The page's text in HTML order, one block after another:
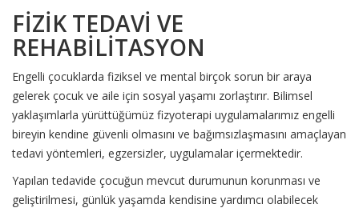
FİZİK TEDAVİ VE
REHABİLİTASYON
Engelli çocuklarda fiziksel ve mental birçok sorun bir araya
gelerek çocuk ve aile için sosyal yaşamı zorlaştırır. Bilimsel
yaklaşımlarla yürüttüğümüz fizyoterapi uygulamalarımız engelli
bireyin kendine güvenli olmasını ve bağımsızlaşmasını amaçlayan
tedavi yöntemleri, egzersizler, uygulamalar içermektedir.
Yapılan tedavide çocuğun mevcut durumunun korunması ve
geliştirilmesi, günlük yaşamda kendisine yardımcı olabilecek